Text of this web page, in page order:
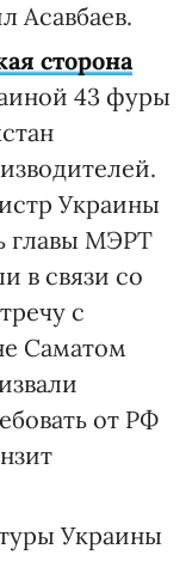
Асавбаев.
сторона
43 фуры
Украины
главы МЭРТ
в связи со
с
Саматом
от РФ
Украины